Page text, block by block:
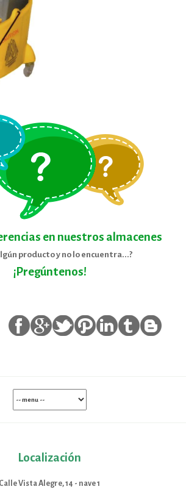
en nuestros almacenes
producto y no lo encuentra...?
¡Pregúntenos!
Localización
Calle Vista Alegre, 14 - nave 1